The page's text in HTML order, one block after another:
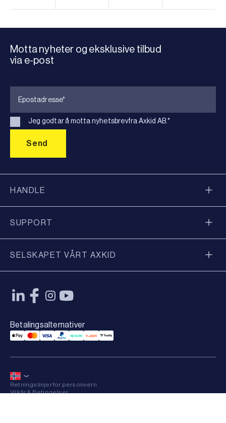
Motta nyheter og eksklusive tilbud
via e-post
Jeg godtar å motta nyhetsbrevfra Axkid AB.*
HANDLE
SUPPORT
SELSKAPET VÅRT AXKID
Betalingsalternativer
Applepay Payment
Mastercard Payment
Visa Payment
Paypal Payment
Qliro Payment
Vipps Payment
Trustly Payment
Retningslinjer for personvern
Vilkår & Betingelser